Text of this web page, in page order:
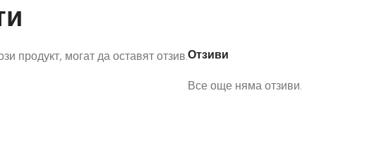
Отзиви
Все още няма отзиви.
продукт, могат да оставят отзив.